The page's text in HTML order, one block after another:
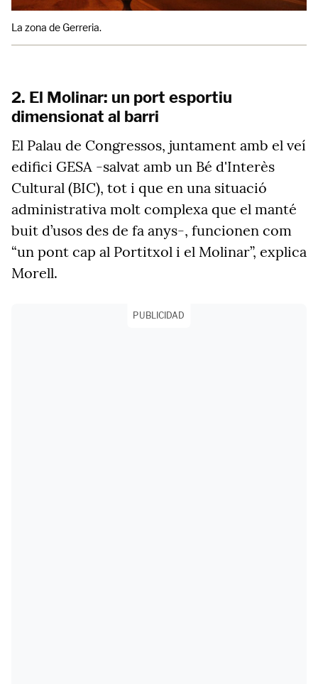
La zona de Gerreria.
2. El Molinar: un port esportiu
dimensionat al barri
El Palau de Congressos, juntament amb el veí
edifici GESA -salvat amb un Bé d'Interès
Cultural (BIC), tot i que en una situació
administrativa molt complexa que el manté
buit d’usos des de fa anys-, funcionen com
“un pont cap al Portitxol i el Molinar”, explica
Morell.
PUBLICIDAD